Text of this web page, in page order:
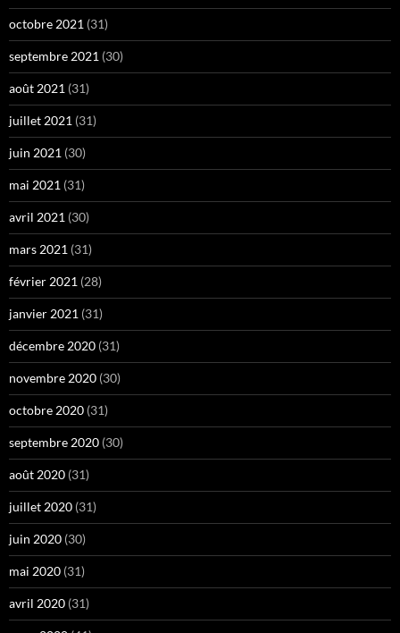
octobre 2021 (31)
septembre 2021 (30)
août 2021 (31)
juillet 2021 (31)
juin 2021 (30)
mai 2021 (31)
avril 2021 (30)
mars 2021 (31)
février 2021 (28)
janvier 2021 (31)
décembre 2020 (31)
novembre 2020 (30)
octobre 2020 (31)
septembre 2020 (30)
août 2020 (31)
juillet 2020 (31)
juin 2020 (30)
mai 2020 (31)
avril 2020 (31)